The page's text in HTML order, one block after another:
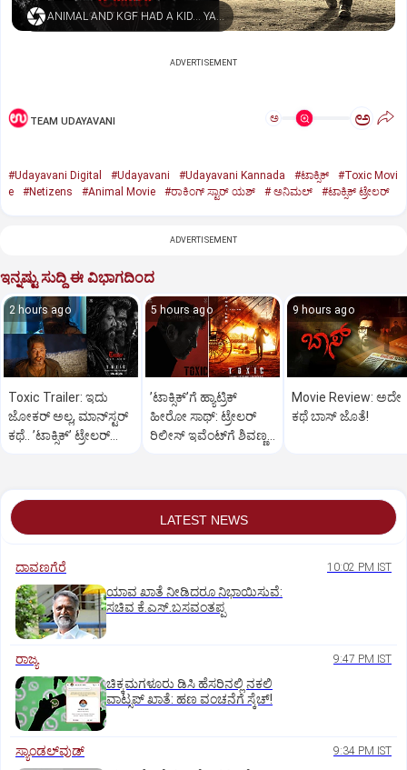
ANIMAL AND KGF HAD A KID… YASH NAMED HIM TOXIC
ADVERTISEMENT
TEAM UDAYAVANI ಅ ಅ
#Udayavani Digital #Udayavani #Udayavani Kannada #ಟಾಕ್ಸಿಕ್‌
#Toxic Movi
e
#Netizens #Animal Movie #ರಾಕಿಂಗ್‌ ಸ್ಟಾರ್‌ ಯಶ್ #‌ ಅನಿಮಲ್‌ #ಟಾಕ್ಸಿಕ್‌ ಟ್ರೇಲರ್‌
ADVERTISEMENT
ಇನ್ನಷ್ಟು ಸುದ್ದಿ ಈ ವಿಭಾಗದಿಂದ
2 hours ago
Toxic Trailer: ಇದು
ಜೋಕರ್‌ ಅಲ್ಲ, ಮಾನ್‌ಸ್ಟರ್‌
ಕಥೆ.. ʼಟಾಕ್ಸಿಕ್‌ʼ ಟ್ರೇಲರ್‌
5 hours ago
ʼಟಾಕ್ಸಿಕ್‌ʼಗೆ ಹ್ಯಾಟ್ರಿಕ್‌
ಹೀರೋ ಸಾಥ್:‌ ಟ್ರೇಲರ್‌
ರಿಲೀಸ್‌ ಇವೆಂಟ್‌ಗೆ ಶಿವಣ್ಣ
9 hours ago
Movie Review: ಅದೇ
ಕಥೆ ಬಾಸ್‌ ಜೊತೆ!
LATEST NEWS
ದಾವಣಗೆರೆ 10:02 PM IST
ಯಾವ ಖಾತೆ ನೀಡಿದರೂ ನಿಭಾಯಿಸುವೆ:
ಸಚಿವ ಕೆ.ಎಸ್.ಬಸವಂತಪ್ಪ
ರಾಜ್ಯ 9:47 PM IST
ಚಿಕ್ಕಮಗಳೂರು ಡಿಸಿ ಹೆಸರಿನಲ್ಲಿ ನಕಲಿ
ವಾಟ್ಸಪ್ ಖಾತೆ: ಹಣ ವಂಚನೆಗೆ ಸ್ಕೆಚ್!
ಸ್ಯಾಂಡಲ್‌ವುಡ್‌ 9:34 PM IST